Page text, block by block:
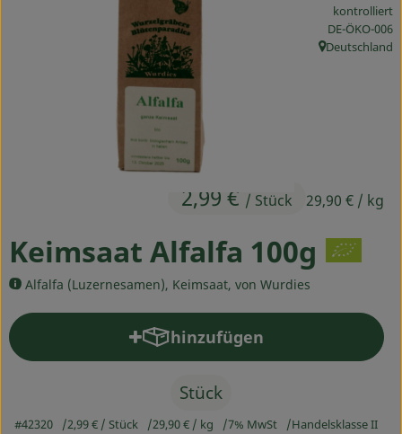
Obst & Gemüse
Drogerie
So geht's
Über uns
Keimsaat Alfalfa 100g
Alfalfa (Luzernesamen), Keimsaat, von Wurdies
2,99 € / Stück 29,90 € / kg
kontrolliert
,DE-ÖKO-006
, Herkunft:
Deutschland
hinzufügen
Produkt zum Warenkorb
Stück
#42320 2,99 € / Stück 29,90 € / kg 7% MwSt Handelsklasse II